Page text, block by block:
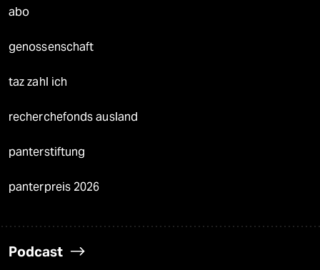
abo
genossenschaft
taz zahl ich
recherchefonds ausland
panterstiftung
panterpreis 2026
Podcast